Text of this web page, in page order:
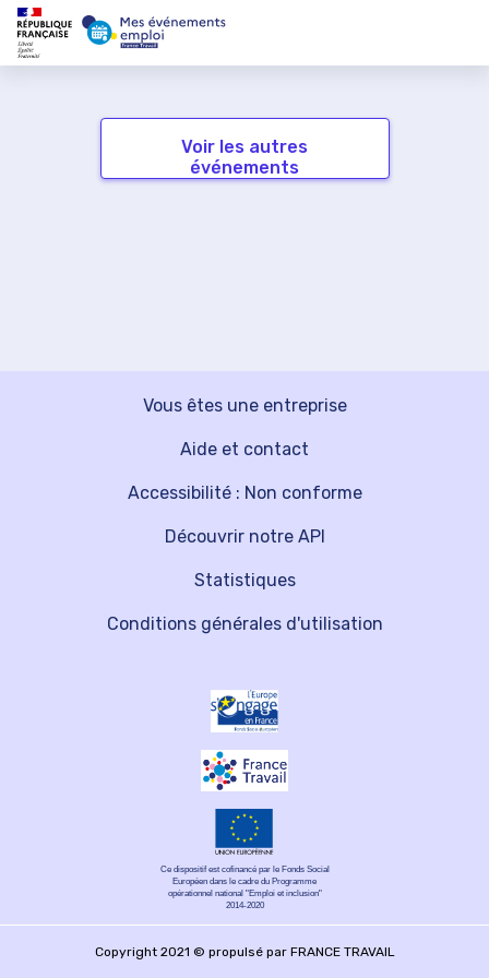
Voir les autres
événements
Vous êtes une entreprise
Découvrir notre API
Aide et contact
Statistiques
Accessibilité : Non conforme
Conditions générales d'utilisation
Ce dispositif est cofinancé par le Fonds Social
Européen dans le cadre du Programme
opérationnel national "Emploi et inclusion"
2014-2020
Copyright 2021 © propulsé par FRANCE TRAVAIL